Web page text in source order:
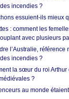
incendies ?
essuient-ils mieux
: comment les
avec plusieurs
l’Australie, référence
incendies ?
la sœur du roi
?
au monde